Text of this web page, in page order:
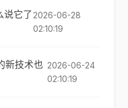
说它了 2026-06-28
02:10:19
新技术也 2026-06-24
02:10:19